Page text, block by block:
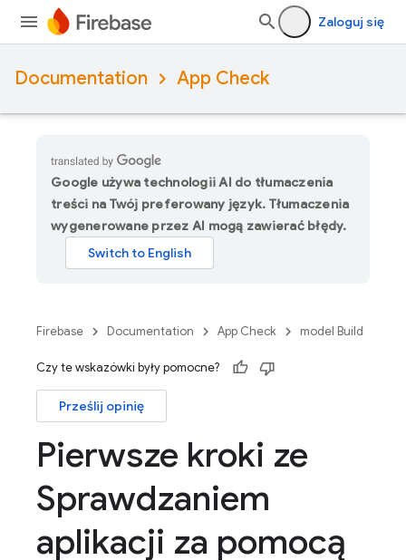
Zaloguj się
Documentation App Check
Google używa technologii AI do tłumaczenia
treści na Twój preferowany język. Tłumaczenia
wygenerowane przez AI mogą zawierać błędy.
Firebase Documentation App Check model Build
Czy te wskazówki były pomocne?
Prześlij opinię
Pierwsze kroki ze
Sprawdzaniem
aplikacji za pomocą